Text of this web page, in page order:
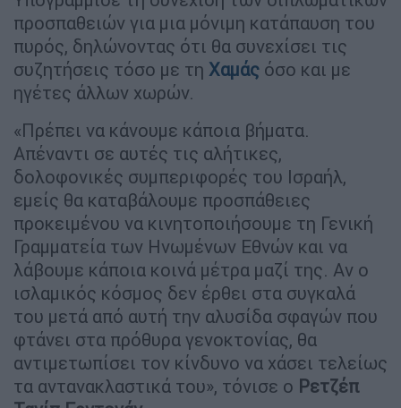
προσπαθειών για μια μόνιμη κατάπαυση του
πυρός, δηλώνοντας ότι θα συνεχίσει τις
συζητήσεις τόσο με τη Χαμάς όσο και με
ηγέτες άλλων χωρών.
«Πρέπει να κάνουμε κάποια βήματα.
Απέναντι σε αυτές τις αλήτικες,
δολοφονικές συμπεριφορές του Ισραήλ,
εμείς θα καταβάλουμε προσπάθειες
προκειμένου να κινητοποιήσουμε τη Γενική
Γραμματεία των Ηνωμένων Εθνών και να
λάβουμε κάποια κοινά μέτρα μαζί της. Αν ο
ισλαμικός κόσμος δεν έρθει στα συγκαλά
του μετά από αυτή την αλυσίδα σφαγών που
φτάνει στα πρόθυρα γενοκτονίας, θα
αντιμετωπίσει τον κίνδυνο να χάσει τελείως
τα αντανακλαστικά του», τόνισε ο Ρετζέπ